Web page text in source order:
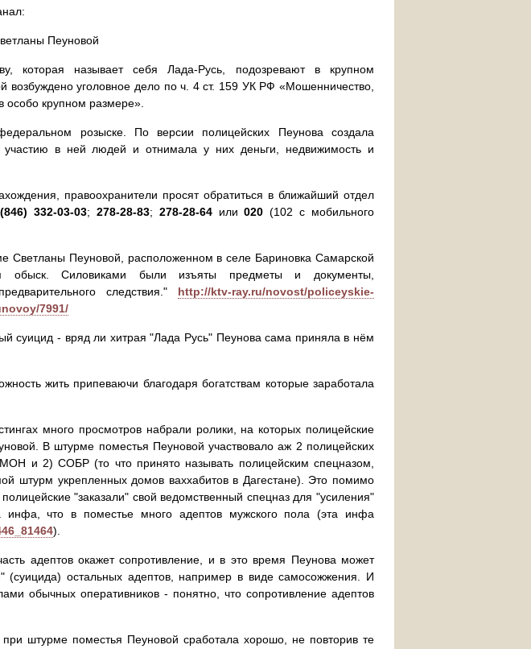
Пеуновой
которая называет себя Лада-Русь, подозревают в крупном
возбуждено уголовное дело по ч. 4 ст. 159 УК РФ «Мошенничество,
особо крупном размере».
розыске. По версии полицейских Пеунова создала
участию в ней людей и отнимала у них деньги, недвижимость и
правоохранители просят обратиться в ближайший отдел
332-03-03; 278-28-83; 278-28-64или020 (102 с мобильного
Пеуновой, расположенном в селе Бариновка Самарской
обыск. Силовиками были изъяты предметы и документы,
следствия." http://ktv-ray.ru/novost/policeyskie-
7991/
суицид - вряд ли хитрая "Лада Русь" Пеунова сама приняла в нём
жить припеваючи благодаря богатствам которые заработала
много просмотров набрали ролики, на которых полицейские
В штурме поместья Пеуновой участвовало аж 2 полицейских
и 2) СОБР (то что принято называть полицейским спецназом,
штурм укрепленных домов ваххабитов в Дагестане). Это помимо
"заказали" свой ведомственный спецназ для "усиления"
что в поместье много адептов мужского пола (эта инфа
).
адептов окажет сопротивление, и в это время Пеунова может
(суицида) остальных адептов, например в виде самосожжения. И
обычных оперативников - понятно, что сопротивление адептов
штурме поместья Пеуновой сработала хорошо, не повторив те